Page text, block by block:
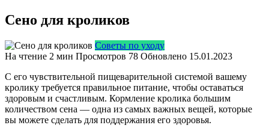
Сено для кроликов
Советы по уходу
На чтение 2 мин Просмотров 78 Обновлено 15.01.2023
С его чувствительной пищеварительной системой вашему
кролику требуется правильное питание, чтобы оставаться
здоровым и счастливым. Кормление кролика большим
количеством сена — одна из самых важных вещей, которые
вы можете сделать для поддержания его здоровья.